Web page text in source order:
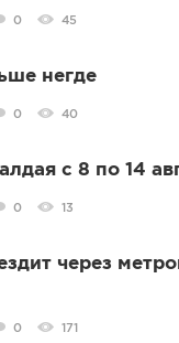
0 45
негде
0 40
с 8 по 14
0 13
через
0 171